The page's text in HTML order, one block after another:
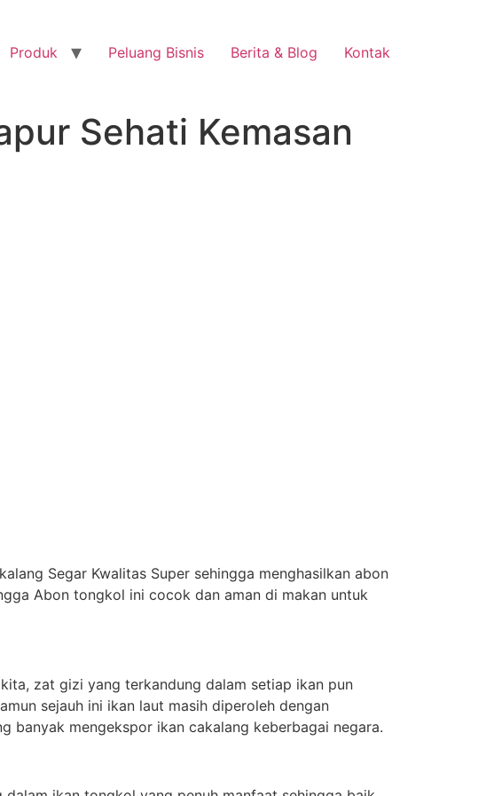
Produk Peluang Bisnis Berita & Blog Kontak
Sehati Kemasan
Segar Kwalitas Super sehingga menghasilkan abon
Abon tongkol ini cocok dan aman di makan untuk
zat gizi yang terkandung dalam setiap ikan pun
sejauh ini ikan laut masih diperoleh dengan
banyak mengekspor ikan cakalang keberbagai negara.